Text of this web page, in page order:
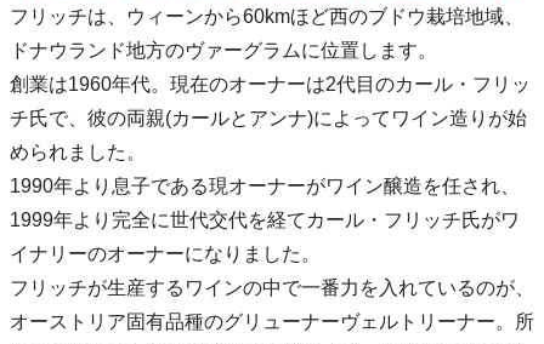
フリッチは、ウィーンから60kmほど西のブドウ栽培地域、
ドナウランド地方のヴァーグラムに位置します。
創業は1960年代。現在のオーナーは2代目のカール・フリッ
チ氏で、彼の両親(カールとアンナ)によってワイン造りが始
められました。
1990年より息子である現オーナーがワイン醸造を任され、
1999年より完全に世代交代を経てカール・フリッチ氏がワ
イナリーのオーナーになりました。
フリッチが生産するワインの中で一番力を入れているのが、
オーストリア固有品種のグリューナーヴェルトリーナー。所